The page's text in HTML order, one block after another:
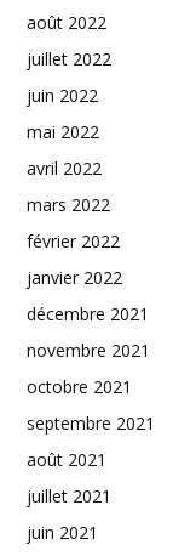
août 2022
juillet 2022
juin 2022
mai 2022
avril 2022
mars 2022
février 2022
janvier 2022
décembre 2021
novembre 2021
octobre 2021
septembre 2021
août 2021
juillet 2021
juin 2021